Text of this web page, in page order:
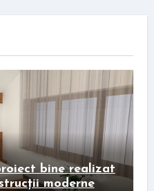
bine realizat
moderne